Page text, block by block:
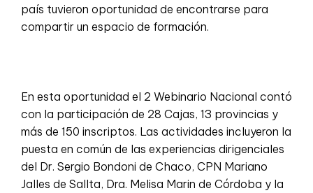
país tuvieron oportunidad de encontrarse para
compartir un espacio de formación.
En esta oportunidad el 2 Webinario Nacional contó
con la participación de 28 Cajas, 13 provincias y
más de 150 inscriptos. Las actividades incluyeron la
puesta en común de las experiencias dirigenciales
del Dr. Sergio Bondoni de Chaco, CPN Mariano
Jalles de Sallta, Dra. Melisa Marin de Córdoba y la